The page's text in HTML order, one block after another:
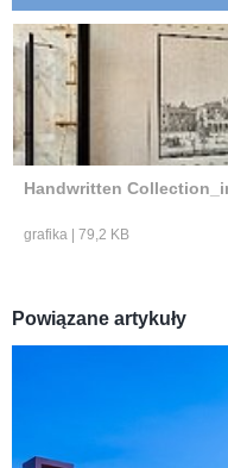
Handwritten
grafika 79,2 KB
Powiązane artykuły